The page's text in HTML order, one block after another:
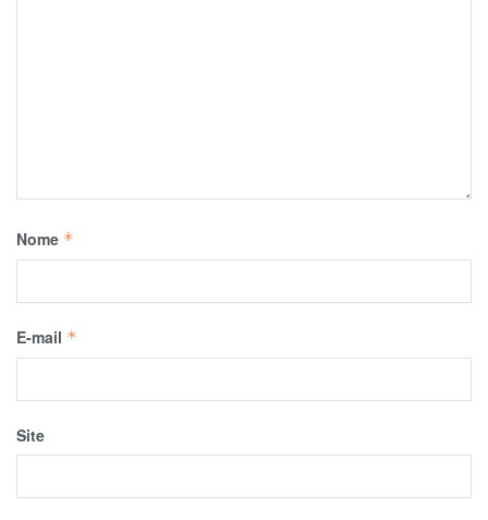
Nome *
E-mail *
Site